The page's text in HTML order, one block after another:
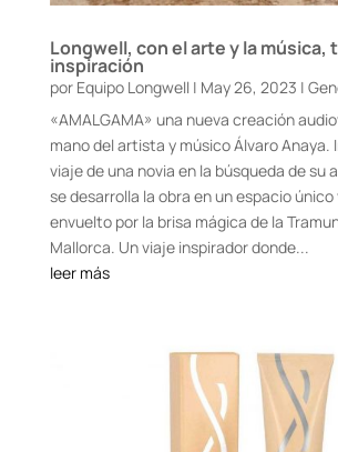
Longwell, con el arte y la música,
inspiración
por Equipo Longwell| May 26, 2023 |
«AMALGAMA» una nueva creación
mano del artista y músico Álvaro Anaya.
viaje de una novia en la búsqueda de su
se desarrolla la obra en un espacio
envuelto por la brisa mágica de la
Mallorca. Un viaje inspirador donde...
leer más